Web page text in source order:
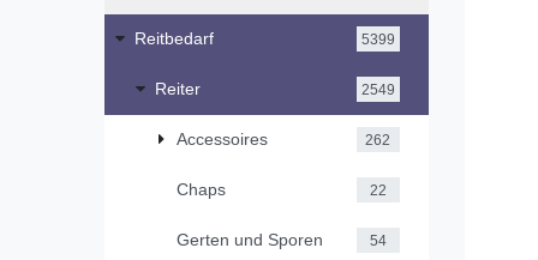
Reitbedarf 5399
Reiter 2549
Accessoires 262
Chaps 22
Gerten und Sporen 54